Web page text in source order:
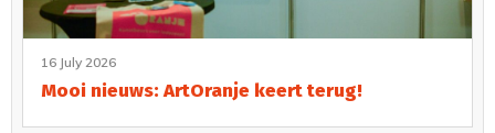
16 July 2026
Mooi nieuws: ArtOranje keert terug!